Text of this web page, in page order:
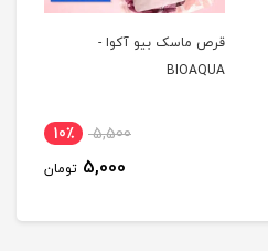
قرص ماسک بیو آکوا -
BIOAQUA
5,500 10٪
5,000 تومان